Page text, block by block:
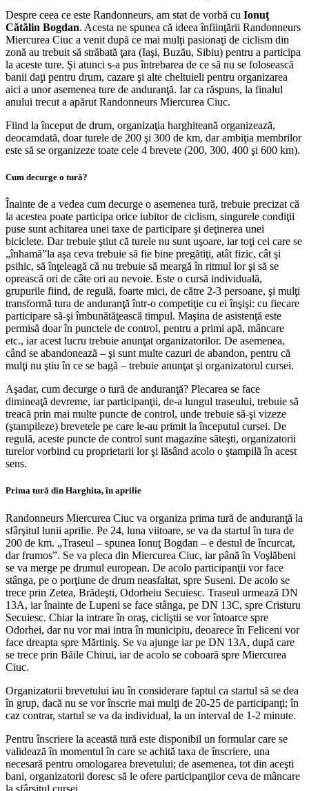
Despre ceea ce este Randonneurs, am stat de vorbă cu Ionuţ
Cătălin Bogdan. Acesta ne spunea că ideea înfiinţării Randonneurs
Miercurea Ciuc a venit după ce mai mulţi pasionaţi de ciclism din
zonă au trebuit să străbată ţara (Iaşi, Buzău, Sibiu) pentru a participa
la aceste ture. Şi atunci s-a pus întrebarea de ce să nu se folosească
banii daţi pentru drum, cazare şi alte cheltuieli pentru organizarea
aici a unor asemenea ture de anduranţă. Iar ca răspuns, la finalul
anului trecut a apărut Randonneurs Miercurea Ciuc.
Fiind la început de drum, organizaţia harghiteană organizează,
deocamdată, doar turele de 200 şi 300 de km, dar ambiţia membrilor
este să se organizeze toate cele 4 brevete (200, 300, 400 şi 600 km).
Cum decurge o tură?
Înainte de a vedea cum decurge o asemenea tură, trebuie precizat că
la acestea poate participa orice iubitor de ciclism, singurele condiţii
puse sunt achitarea unei taxe de participare şi deţinerea unei
biciclete. Dar trebuie ştiut că turele nu sunt uşoare, iar toţi cei care se
„înhamă”la aşa ceva trebuie să fie bine pregătiţi, atât fizic, cât şi
psihic, să înţeleagă că nu trebuie să meargă în ritmul lor şi să se
oprească ori de câte ori au nevoie. Este o cursă individuală,
grupurile fiind, de regulă, foarte mici, de către 2-3 persoane, şi mulţi
transformă tura de anduranţă într-o competiţie cu ei înşişi: cu fiecare
participare să-şi îmbunătăţească timpul. Maşina de asistenţă este
permisă doar în punctele de control, pentru a primi apă, mâncare
etc., iar acest lucru trebuie anunţat organizatorilor. De asemenea,
când se abandonează – şi sunt multe cazuri de abandon, pentru că
mulţi nu ştiu în ce se bagă – trebuie anunţat şi organizatorul cursei.
Aşadar, cum decurge o tură de anduranţă? Plecarea se face
dimineaţă devreme, iar participanţii, de-a lungul traseului, trebuie să
treacă prin mai multe puncte de control, unde trebuie să-şi vizeze
(ştampileze) brevetele pe care le-au primit la începutul cursei. De
regulă, aceste puncte de control sunt magazine săteşti, organizatorii
turelor vorbind cu proprietarii lor şi lăsând acolo o ştampilă în acest
sens.
Prima tură din Harghita, în aprilie
Randonneurs Miercurea Ciuc va organiza prima tură de anduranţă la
sfârşitul lunii aprilie. Pe 24, luna viitoare, se va da startul în tura de
200 de km. „Traseul – spunea Ionuţ Bogdan – e destul de încurcat,
dar frumos”. Se va pleca din Miercurea Ciuc, iar până în Voşlăbeni
se va merge pe drumul european. De acolo participanţii vor face
stânga, pe o porţiune de drum neasfaltat, spre Suseni. De acolo se
trece prin Zetea, Brădeşti, Odorheiu Secuiesc. Traseul urmează DN
13A, iar înainte de Lupeni se face stânga, pe DN 13C, spre Cristuru
Secuiesc. Chiar la intrare în oraş, cicliştii se vor întoarce spre
Odorhei, dar nu vor mai intra în municipiu, deoarece în Feliceni vor
face dreapta spre Mărtiniş. Se va ajunge iar pe DN 13A, după care
se trece prin Băile Chirui, iar de acolo se coboară spre Miercurea
Ciuc.
Organizatorii brevetului iau în considerare faptul ca startul să se dea
în grup, dacă nu se vor înscrie mai mulţi de 20-25 de participanţi; în
caz contrar, startul se va da individual, la un interval de 1-2 minute.
Pentru înscriere la această tură este disponibil un formular care se
validează în momentul în care se achită taxa de înscriere, una
necesară pentru omologarea brevetului; de asemenea, tot din aceşti
bani, organizatorii doresc să le ofere participanţilor ceva de mâncare
la sfârşitul cursei.